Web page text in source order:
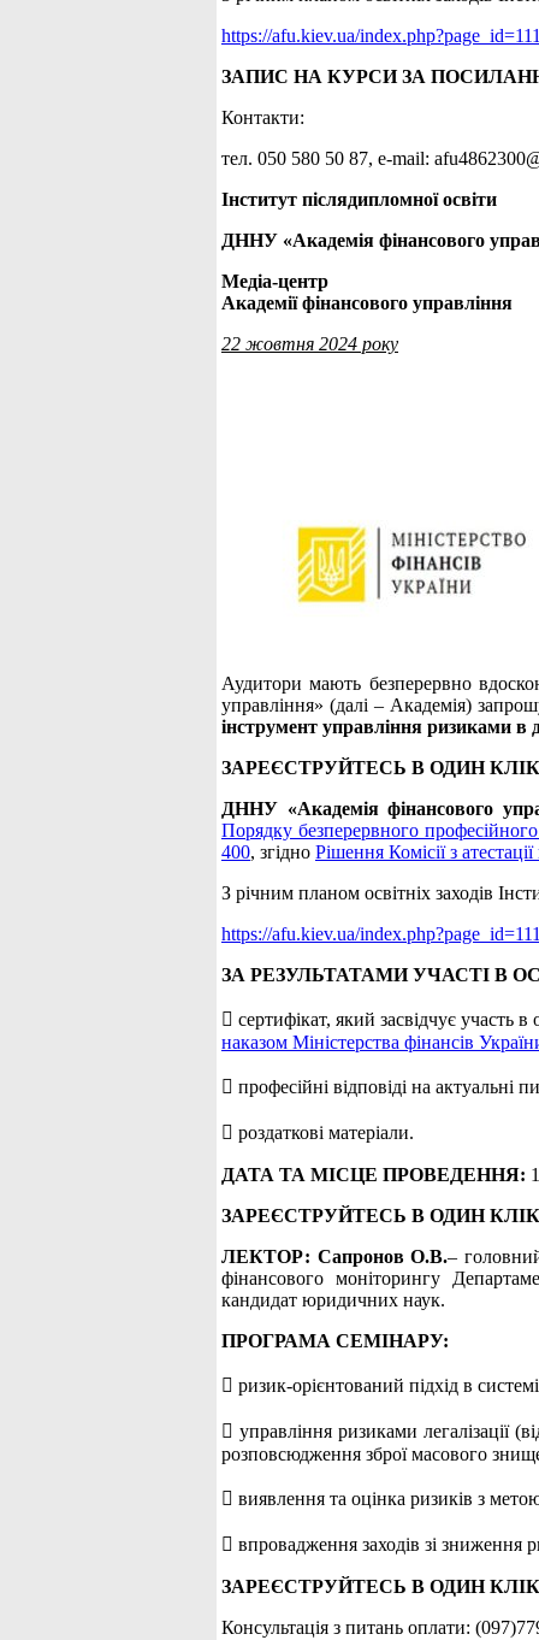
https://afu.kiev.ua/
ЗАПИС НА КУРСИ ЗА
Контакти:
тел. 050 580 50 87, е-mail:
Інститут післядипломної освіти
ДННУ «Академія фінансового
Медіа-центр
Академії фінансового управління
22 жовтня 2024 року
Аудитори мають безперервно
управління» (далі – Академія)
інструмент управління ризиками в
ЗАРЕЄСТРУЙТЕСЬ В ОДИН
ДННУ «Академія фінансового
Порядку безперервного
400, згідно Рішення Комісії з
З річним планом освітніх заходів
https://afu.kiev.ua/
ЗА РЕЗУЛЬТАТАМИ УЧАСТІ В
 сертифікат, який засвідчує участь в
наказом Міністерства фінансів
 професійні відповіді на актуальні
 роздаткові матеріали.
ДАТА ТА МІСЦЕ ПРОВЕДЕННЯ:
ЗАРЕЄСТРУЙТЕСЬ В ОДИН
ЛЕКТОР: Сапронов О.В.–
фінансового моніторингу
кандидат юридичних наук.
ПРОГРАМА СЕМІНАРУ:
 ризик-орієнтований підхід в
 управління ризиками легалізації
розповсюдження зброї масового
 виявлення та оцінка ризиків з метою
 впровадження заходів зі зниження
ЗАРЕЄСТРУЙТЕСЬ В ОДИН
Консультація з питань оплати: